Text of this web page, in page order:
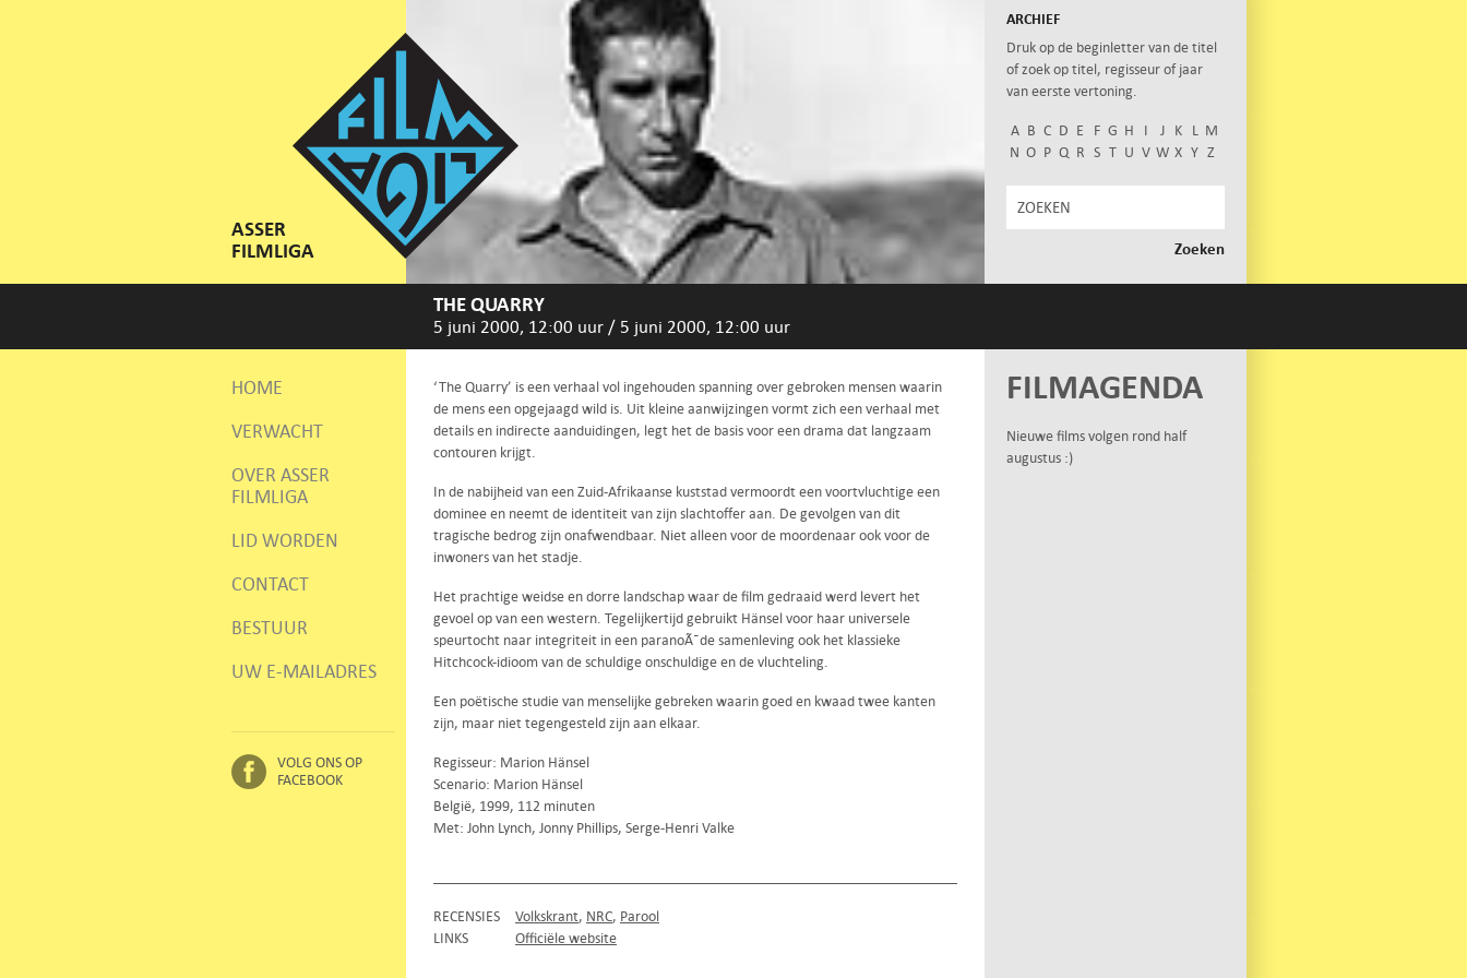
ASSER
FILMLIGA
ARCHIEF
Druk op de beginletter van de titel
of zoek op titel, regisseur of jaar
van eerste vertoning.
A B C D E F G H I J K L M
N O P Q R S T U V W X Y Z
THE QUARRY
5 juni 2000, 12:00 uur / 5 juni 2000, 12:00 uur
HOME
VERWACHT
OVER ASSER
FILMLIGA
LID WORDEN
CONTACT
BESTUUR
UW E-MAILADRES
VOLG ONS OP
FACEBOOK
‘The Quarry’ is een verhaal vol ingehouden spanning over gebroken mensen waarin
de mens een opgejaagd wild is. Uit kleine aanwijzingen vormt zich een verhaal met
details en indirecte aanduidingen, legt het de basis voor een drama dat langzaam
contouren krijgt.
In de nabijheid van een Zuid-Afrikaanse kuststad vermoordt een voortvluchtige een
dominee en neemt de identiteit van zijn slachtoffer aan. De gevolgen van dit
tragische bedrog zijn onafwendbaar. Niet alleen voor de moordenaar ook voor de
inwoners van het stadje.
Het prachtige weidse en dorre landschap waar de film gedraaid werd levert het
gevoel op van een western. Tegelijkertijd gebruikt Hänsel voor haar universele
speurtocht naar integriteit in een paranoÃ¯de samenleving ook het klassieke
Hitchcock-idioom van de schuldige onschuldige en de vluchteling.
Een poëtische studie van menselijke gebreken waarin goed en kwaad twee kanten
zijn, maar niet tegengesteld zijn aan elkaar.
Regisseur: Marion Hänsel
Scenario: Marion Hänsel
België, 1999, 112 minuten
Met: John Lynch, Jonny Phillips, Serge-Henri Valke
RECENSIES Volkskrant NRC Parool
LINKS
Officiële website
FILMAGENDA
Nieuwe films volgen rond half
augustus :)